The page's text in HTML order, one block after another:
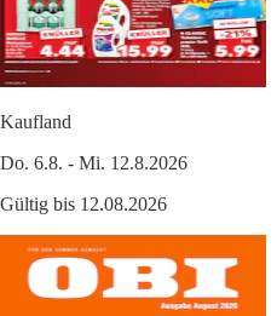
Kaufland
Do. 6.8. - Mi. 12.8.2026
Gültig bis 12.08.2026